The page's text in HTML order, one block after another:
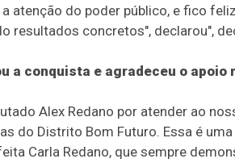
atenção do poder público, e fico
resultados concretos", declarou",
a conquista e agradeceu o apoio
Alex Redano por atender ao
do Distrito Bom Futuro. Essa é
Carla Redano, que sempre